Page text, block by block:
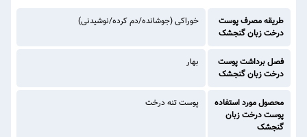
طریقه مصرف پوست
درخت زبان گنجشک
خوراکی (جوشانده/دم کرده/نوشیدنی)
فصل برداشت پوست
درخت زبان گنجشک
بهار
محصول مورد استفاده
پوست درخت زبان
گنجشک
پوست تنه درخت